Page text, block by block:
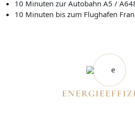
10 Minuten zur Autobahn A5 /
10 Minuten bis zum Flughafen